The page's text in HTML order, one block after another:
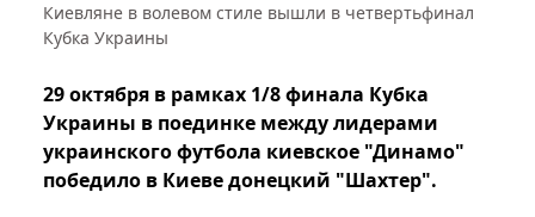
Киевляне в волевом стиле вышли в четвертьфинал
Кубка Украины
29 октября в рамках 1/8 финала Кубка
Украины в поединке между лидерами
украинского футбола киевское "Динамо"
победило в Киеве донецкий "Шахтер".